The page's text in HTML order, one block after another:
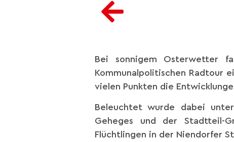
Bei sonnigem Osterwetter
Kommunalpolitischen Radtour
vielen Punkten die
Beleuchtet wurde dabei
Geheges und der Stadtteil-
Flüchtlingen in der Niendorfer